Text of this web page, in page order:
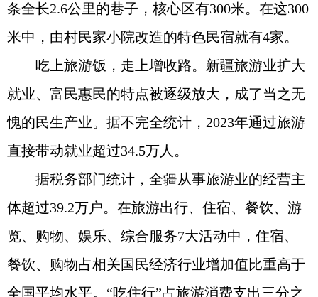
条全长2.6公里的巷子，核心区有300米。在这300
米中，由村民家小院改造的特色民宿就有4家。
吃上旅游饭，走上增收路。新疆旅游业扩大
就业、富民惠民的特点被逐级放大，成了当之无
愧的民生产业。据不完全统计，2023年通过旅游
直接带动就业超过34.5万人。
据税务部门统计，全疆从事旅游业的经营主
体超过39.2万户。在旅游出行、住宿、餐饮、游
览、购物、娱乐、综合服务7大活动中，住宿、
餐饮、购物占相关国民经济行业增加值比重高于
全国平均水平。“吃住行”占旅游消费支出三分之